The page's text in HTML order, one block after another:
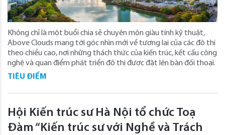
Không chỉ là một buổi chia sẻ chuyên môn giàu tính kỹ thuật,
Above Clouds mang tới góc nhìn mới về tương lai của các đô thị
theo chiều cao, nơi những thách thức của kiến trúc, kết cấu công
nghệ và quan điểm phát triển đô thị được đặt lên bàn đối thoại.
TIÊU ĐIỂM
Hội Kiến trúc sư Hà Nội tổ chức Toạ
Đàm “Kiến trúc sư với Nghề và Trách